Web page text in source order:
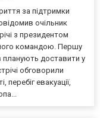
за підтримки
очільник
з президентом
командою. Першу
планують доставити у
обговорили
перебіг евакуації,